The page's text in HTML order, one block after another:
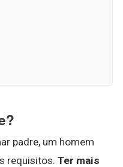
padre, um homem
requisitos. Ter mais